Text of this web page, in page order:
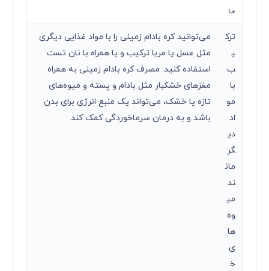
ی
ترک
ی
ب
با
مو
اد
دی
گر
مان
ند
می
وه
ها
ی
خ
می‌توانید کره بادام زمینی را با مواد غذایی دیگری
مثل عسل یا مربا ترکیب و یا همراه با نان تست
استفاده کنید. مصرف کره بادام زمینی به همراه
مغزهای خشکبار مثل بادام و پسته و میوه‌های
تازه یا خشک، می‌تواند یک منبع انرژی برای بدن
باشد و به درمان سرماخوردگی کمک کند.